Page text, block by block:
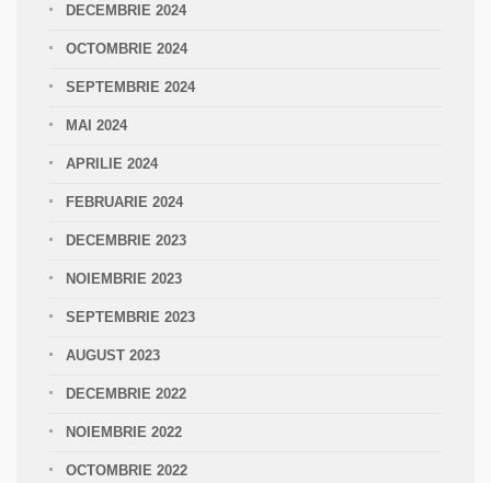
DECEMBRIE 2024
OCTOMBRIE 2024
SEPTEMBRIE 2024
MAI 2024
APRILIE 2024
FEBRUARIE 2024
DECEMBRIE 2023
NOIEMBRIE 2023
SEPTEMBRIE 2023
AUGUST 2023
DECEMBRIE 2022
NOIEMBRIE 2022
OCTOMBRIE 2022